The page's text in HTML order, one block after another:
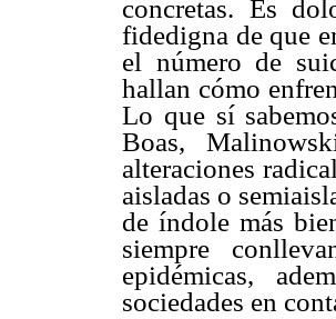
concretas. Es
fidedigna de que
el número de
hallan cómo
Lo que sí
Boas,
alteraciones
aisladas o
de índole más
siempre
epidémicas,
sociedades en